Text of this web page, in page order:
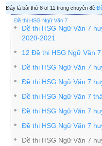
Đây là bài thứ 8 of 11 trong chuyên đề
Đề thi HSG Ngữ Văn 7
Đề thi HSG Ngữ Văn 7
2020-2021
12 Đề thi HSG Ngữ Văn
Đề thi HSG Ngữ Văn 7
Đề thi HSG Ngữ Văn 7
Đề thi HSG Ngữ Văn 7
Đề thi HSG Ngữ Văn 7
Đề thi HSG Ngữ Văn 7
Đề thi HSG Ngữ Văn 7